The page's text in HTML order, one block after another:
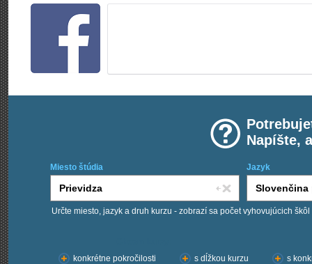
Napíšte,
Miesto štúdia Jazyk
Určte miesto, jazyk a druh kurzu - zobrazí sa počet vyhovujúcich škôl
konkrétne pokročilosti
s dĺžkou kurzu s